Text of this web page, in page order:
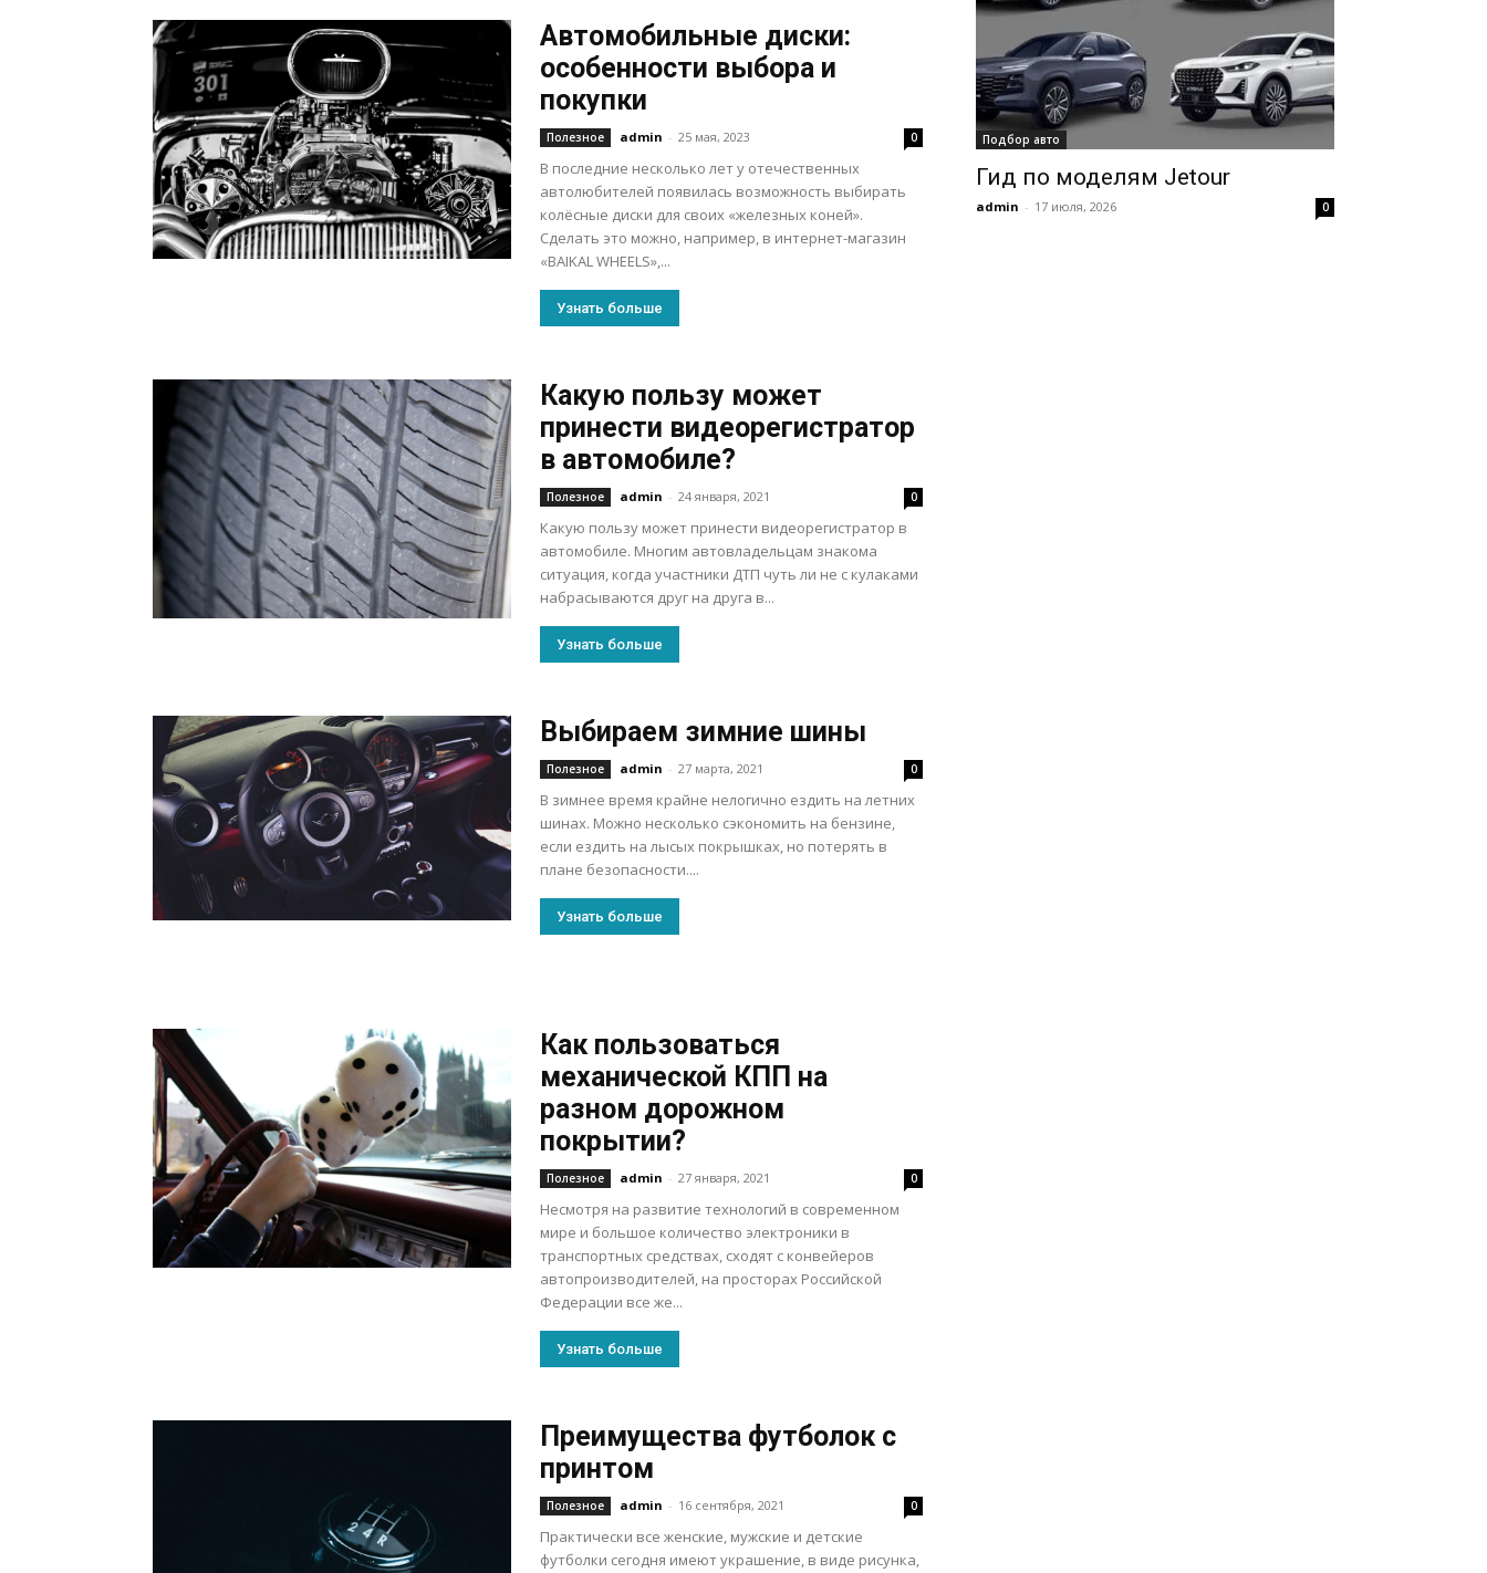
Автомобильные диски:
особенности выбора и
покупки
Полезное admin - 25 мая, 2023 0
В последние несколько лет у отечественных
автолюбителей появилась возможность выбирать
колёсные диски для своих «железных коней».
Сделать это можно, например, в интернет-магазин
«BAIKAL WHEELS»,...
Узнать больше
Какую пользу может
принести видеорегистратор
в автомобиле?
Полезное admin - 24 января, 2021 0
Какую пользу может принести видеорегистратор в
автомобиле. Многим автовладельцам знакома
ситуация, когда участники ДТП чуть ли не с кулаками
набрасываются друг на друга в...
Узнать больше
Выбираем зимние шины
Полезное admin - 27 марта, 2021 0
В зимнее время крайне нелогично ездить на летних
шинах. Можно несколько сэкономить на бензине,
если ездить на лысых покрышках, но потерять в
плане безопасности....
Узнать больше
Как пользоваться
механической КПП на
разном дорожном
покрытии?
Полезное admin - 27 января, 2021 0
Несмотря на развитие технологий в современном
мире и большое количество электроники в
транспортных средствах, сходят с конвейеров
автопроизводителей, на просторах Российской
Федерации все же...
Узнать больше
Преимущества футболок с
принтом
Полезное admin - 16 сентября, 2021 0
Практически все женские, мужские и детские
футболки сегодня имеют украшение, в виде рисунка,
Подбор авто
Гид по моделям Jetour
admin - 17 июля, 2026 0